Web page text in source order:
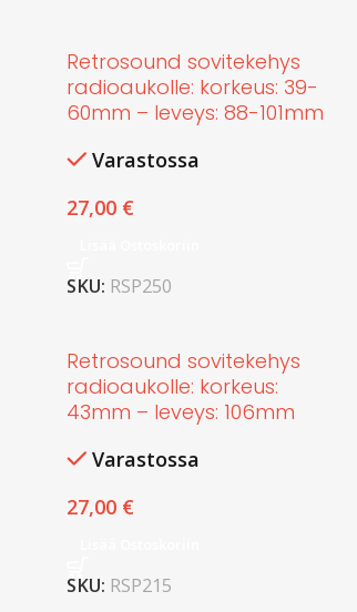
Retrosound sovitekehys
radioaukolle: korkeus: 39-
60mm – leveys: 88-101mm
Varastossa
27,00 €
SKU: RSP250
Retrosound sovitekehys
radioaukolle: korkeus:
43mm – leveys: 106mm
Varastossa
27,00 €
SKU: RSP215